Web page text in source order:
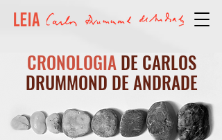
CRONOLOGIADE CARLOS
DRUMMOND DE ANDRADE